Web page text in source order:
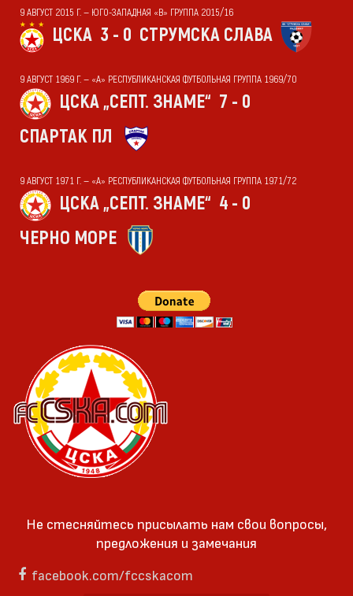
9 АВГУСТ 2015 Г. — ЮГО-ЗАПАДНАЯ «В» ГРУППА 2015/16
ЦСКА 3 - 0 СТРУМСКА СЛАВА
9 АВГУСТ 1969 Г. — «А» РЕСПУБЛИКАНСКАЯ ФУТБОЛЬНАЯ ГРУППА 1969/70
ЦСКА „СЕПТ. ЗНАМЕ“ 7 - 0
СПАРТАК ПЛ
9 АВГУСТ 1971 Г. — «А» РЕСПУБЛИКАНСКАЯ ФУТБОЛЬНАЯ ГРУППА 1971/72
ЦСКА „СЕПТ. ЗНАМЕ“ 4 - 0
ЧЕРНО МОРЕ
Не стесняйтесь присылать нам свои вопросы,
предложения и замечания
facebook.com/fccskacom